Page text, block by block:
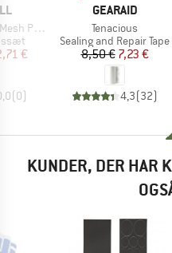
Patches
pris
€
(0)
MÆRKE
GEARAID
Artikel
Tenacious
Produktgruppe
Sealing and Repair Tape
Pris
8,50 €Nedsat pris
7,23 €
4,3(32)
KUNDER, DER HAR